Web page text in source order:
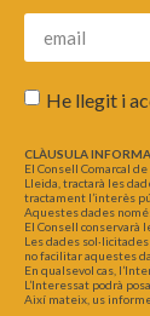
He llegit i
CLÀUSULA
El Consell Comarcal
Lleida, tractarà les
tractament l’interès
Aquestes dades
El Consell
Les dades
no facilitar aquestes
En qualsevol cas,
L’Interessat podrà
Així mateix, us